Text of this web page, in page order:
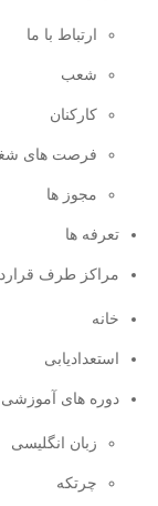
ارتباط با ما
شعب
کارکنان
فرصت های
مجوز ها
تعرفه ها
مراکز طرف
خانه
استعدادیابی
دوره های آموزشی
زبان انگلیسی
چرتکه